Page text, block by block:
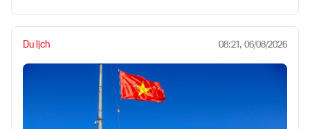
Du lịch 08:21, 06/08/2026